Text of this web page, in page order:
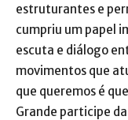
estruturantes e
cumpriu um papel
escuta e diálogo
movimentos que
que queremos é
Grande participe